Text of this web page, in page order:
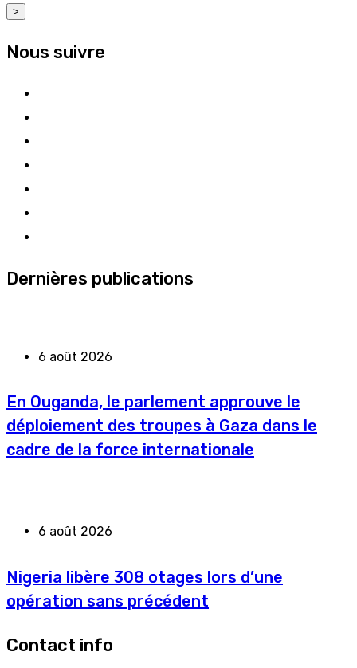
>
Nous suivre
Dernières publications
6 août 2026
En Ouganda, le parlement approuve le
déploiement des troupes à Gaza dans le
cadre de la force internationale
6 août 2026
Nigeria libère 308 otages lors d’une
opération sans précédent
Contact info